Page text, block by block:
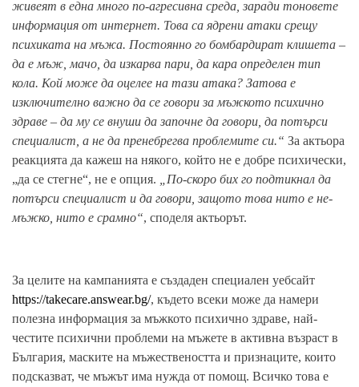
живеят в една много по-агресивна среда, заради тоновете
информация от интернет. Това са ядрени атаки срещу
психиката на мъжа. Постоянно го бомбардират клишета –
да е мъж, мачо, да изкарва пари, да кара определен тип
кола. Кой може да оцелее на тази атака? Затова е
изключително важно да се говори за мъжкото психично
здраве – да му се внуши да започне да говори, да потърси
специалист, а не да пренебрегва проблемите си.“ За актьора
реакцията да кажеш на някого, който не е добре психически,
„да се стегне“, не е опция.
„По-скоро бих го подтикнал да
потърси специалист и да говори, защото това нито е не-
мъжко, нито е срамно“, споделя актьорът.
За целите на кампанията е създаден специален уебсайт
https://takecare.answear.bg/, където всеки може да намери
полезна информация за мъжкото психично здраве, най-
честите психични проблеми на мъжете в активна възраст в
България, маските на мъжествеността и признаците, които
подсказват, че мъжът има нужда от помощ. Всичко това е